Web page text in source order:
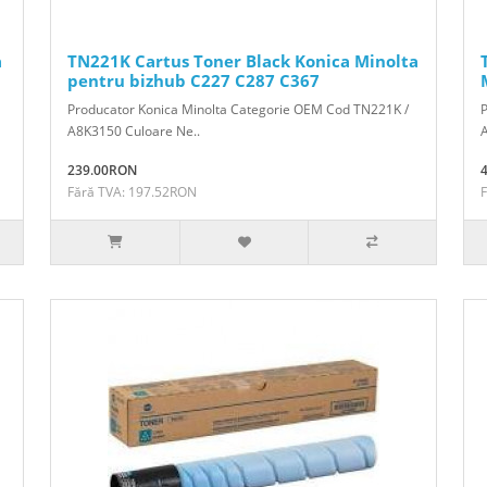
TN221K Cartus Toner Black Konica Minolta
pentru bizhub C227 C287 C367
Producator Konica Minolta Categorie OEM Cod TN221K /
A8K3150 Culoare Ne..
239.00RON
Fără TVA: 197.52RON